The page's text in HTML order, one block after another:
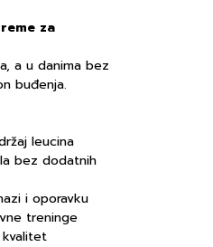
za
a u danima bez
buđenja.
leucina
bez dodatnih
i oporavku
treninge